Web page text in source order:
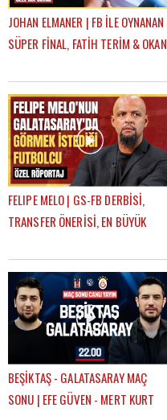
JOHAN ELMANER | FB İLE OYNANAN
SÜPER FİNAL, FATİH TERİM & OKAN
MUSLERA MI?
FELIPE MELO | GS-FB DERBİSİ,
TRANSFER ÖNERİSİ, EN BÜYÜK
BEŞİKTAŞ - GALATASARAY MAÇ
SONU | EFE GÜVEN - MERT KURT